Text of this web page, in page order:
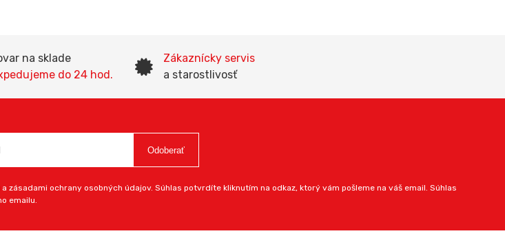
na sklade
do 24 hod.
Zákaznícky servis
a starostlivosť
Odoberať
ochrany osobných údajov. Súhlas potvrdíte kliknutím na odkaz, ktorý vám pošleme na váš email. Súhlas
emailu.